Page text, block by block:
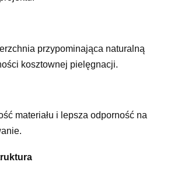
przypominająca naturalną
kosztownej pielęgnacji.
materiału i lepsza odporność na